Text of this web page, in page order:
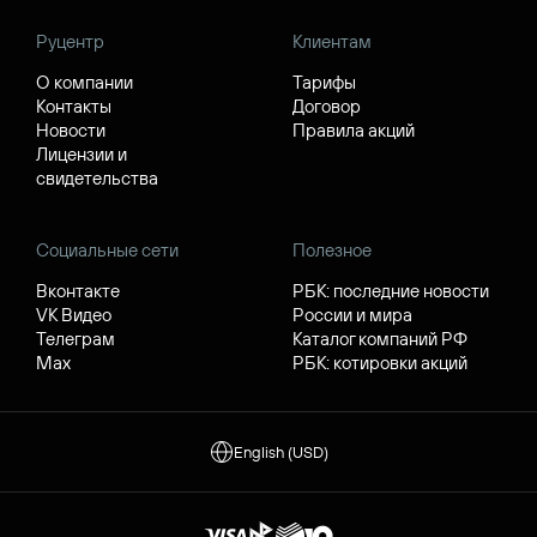
Руцентр
О компании
Контакты
Новости
Лицензии и
свидетельства
Клиентам
Тарифы
Договор
Правила акций
Социальные сети
Вконтакте
VK Видео
Телеграм
Max
Полезное
РБК: последние новости
России и мира
Каталог компаний РФ
РБК: котировки акций
English (USD)